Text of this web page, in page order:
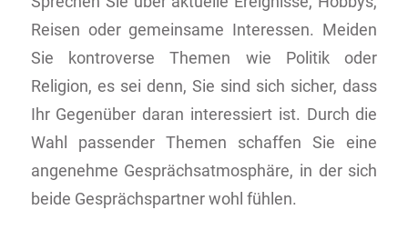
Reisen oder gemeinsame Interessen. Meiden
Sie kontroverse Themen wie Politik oder
Religion, es sei denn, Sie sind sich sicher, dass
Ihr Gegenüber daran interessiert ist. Durch die
Wahl passender Themen schaffen Sie eine
angenehme Gesprächsatmosphäre, in der sich
beide Gesprächspartner wohl fühlen.